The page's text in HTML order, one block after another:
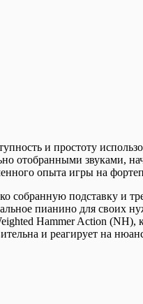
и простоту
отобранными звуками,
опыта игры на
собранную подставку и
пианино для
Hammer Action
и реагирует на